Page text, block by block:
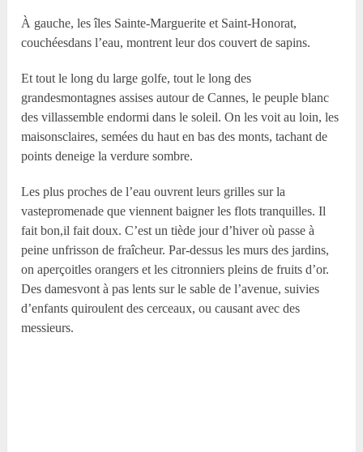
À gauche, les îles Sainte-Marguerite et Saint-Honorat,
couchéesdans l’eau, montrent leur dos couvert de sapins.
Et tout le long du large golfe, tout le long des
grandesmontagnes assises autour de Cannes, le peuple blanc
des villassemble endormi dans le soleil. On les voit au loin, les
maisonsclaires, semées du haut en bas des monts, tachant de
points deneige la verdure sombre.
Les plus proches de l’eau ouvrent leurs grilles sur la
vastepromenade que viennent baigner les flots tranquilles. Il
fait bon,il fait doux. C’est un tiède jour d’hiver où passe à
peine unfrisson de fraîcheur. Par-dessus les murs des jardins,
on aperçoitles orangers et les citronniers pleins de fruits d’or.
Des damesvont à pas lents sur le sable de l’avenue, suivies
d’enfants quiroulent des cerceaux, ou causant avec des
messieurs.